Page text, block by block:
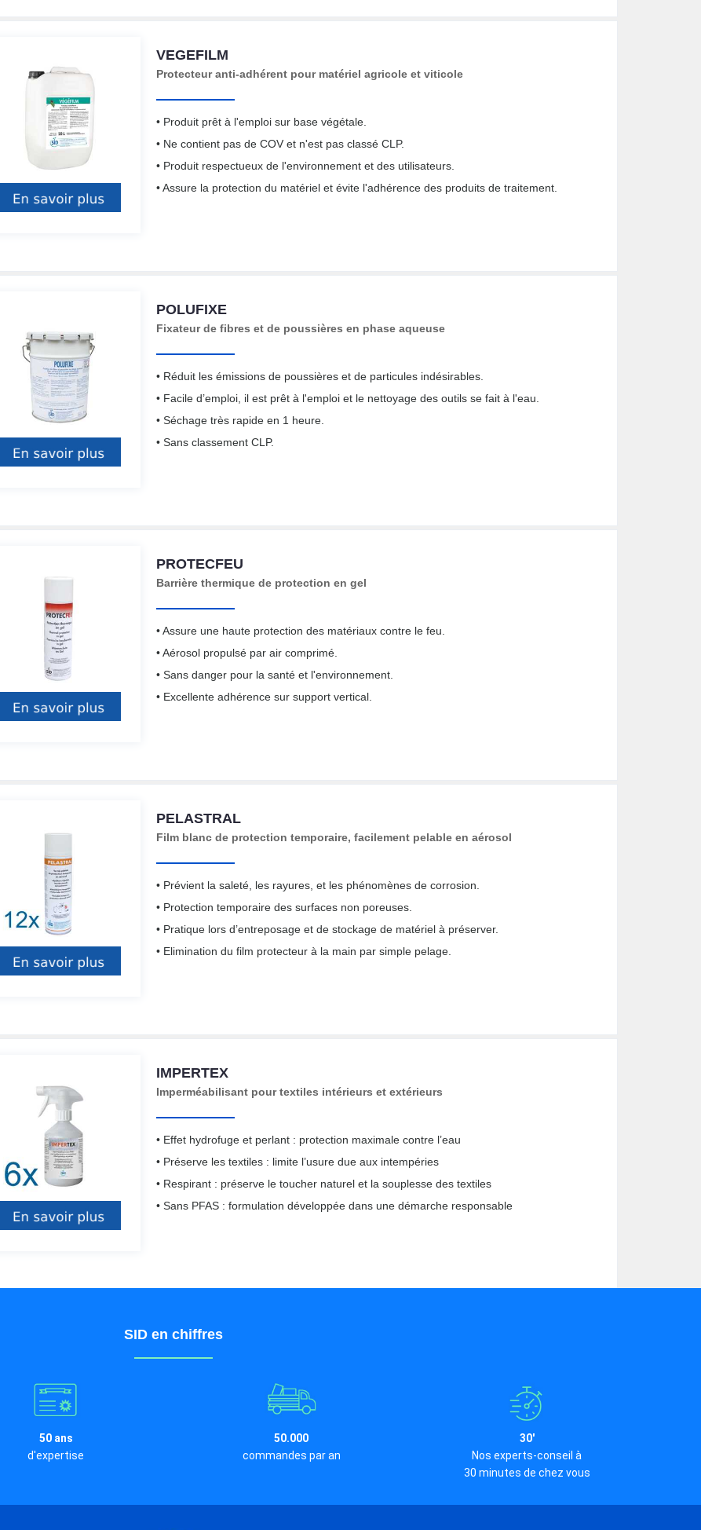
VEGEFILM
Protecteur anti-adhérent pour matériel agricole et viticole
• Produit prêt à l'emploi sur base végétale.
• Ne contient pas de COV et n'est pas classé CLP.
• Produit respectueux de l'environnement et des utilisateurs.
• Assure la protection du matériel et évite l'adhérence des produits de traitement.
POLUFIXE
Fixateur de fibres et de poussières en phase aqueuse
• Réduit les émissions de poussières et de particules indésirables.
• Facile d’emploi, il est prêt à l'emploi et le nettoyage des outils se fait à l'eau.
• Séchage très rapide en 1 heure.
• Sans classement CLP.
PROTECFEU
Barrière thermique de protection en gel
• Assure une haute protection des matériaux contre le feu.
• Aérosol propulsé par air comprimé.
• Sans danger pour la santé et l'environnement.
• Excellente adhérence sur support vertical.
PELASTRAL
Film blanc de protection temporaire, facilement pelable en aérosol
• Prévient la saleté, les rayures, et les phénomènes de corrosion.
• Protection temporaire des surfaces non poreuses.
• Pratique lors d’entreposage et de stockage de matériel à préserver.
• Elimination du film protecteur à la main par simple pelage.
IMPERTEX
Imperméabilisant pour textiles intérieurs et extérieurs
• Effet hydrofuge et perlant : protection maximale contre l’eau
• Préserve les textiles : limite l’usure due aux intempéries
• Respirant : préserve le toucher naturel et la souplesse des textiles
• Sans PFAS : formulation développée dans une démarche responsable
SID en chiffres
50 ans
d'expertise
50.000
commandes par an
30'
Nos experts-conseil à
30 minutes de chez vous